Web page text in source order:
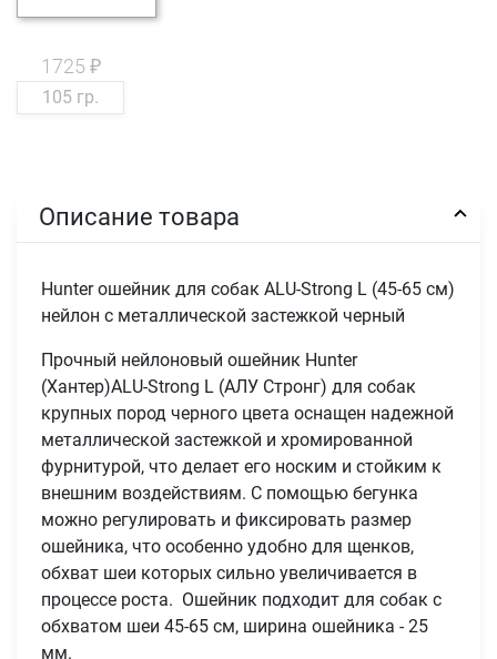
1725 ₽
105 гр.
Описание товара
Hunter ошейник для собак ALU-Strong L (45-65 см)
нейлон с металлической застежкой черный
Прочный нейлоновый ошейник Hunter
(Хантер)ALU-Strong L (АЛУ Стронг) для собак
крупных пород черного цвета оснащен надежной
металлической застежкой и хромированной
фурнитурой, что делает его носким и стойким к
внешним воздействиям. С помощью бегунка
можно регулировать и фиксировать размер
ошейника, что особенно удобно для щенков,
обхват шеи которых сильно увеличивается в
процессе роста. Ошейник подходит для собак с
обхватом шеи 45-65 см, ширина ошейника - 25
мм.